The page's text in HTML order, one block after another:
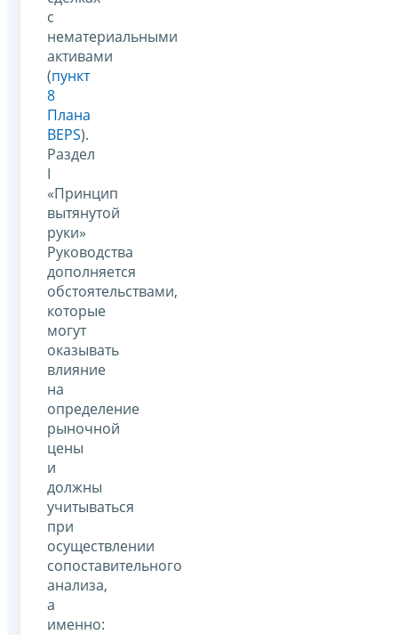
с
нематериальными
активами
(пункт
8
Плана
BEPS).
Раздел
I
«Принцип
вытянутой
руки»
Руководства
дополняется
обстоятельствами,
которые
могут
оказывать
влияние
на
определение
рыночной
цены
и
должны
учитываться
при
осуществлении
сопоставительного
анализа,
а
именно: